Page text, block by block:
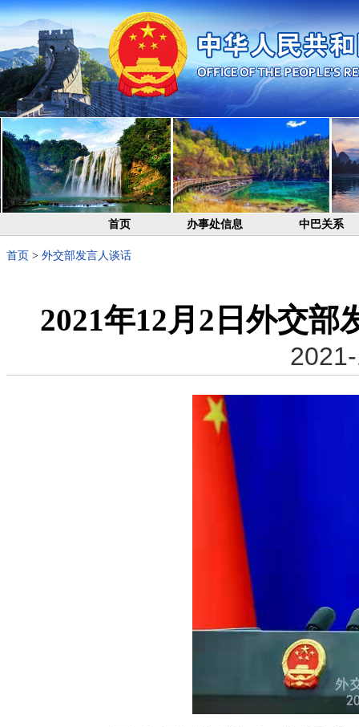
首页 办事处信息 中巴关系
首页 > 外交部发言人谈话
2021年12月2日外交